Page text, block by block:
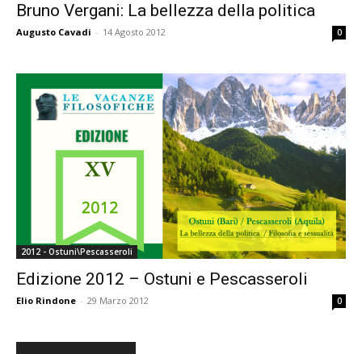
Bruno Vergani: La bellezza della politica
Augusto Cavadi - 14 Agosto 2012 0
2012 - Ostuni\Pescasseroli
Edizione 2012 – Ostuni e Pescasseroli
Elio Rindone - 29 Marzo 2012 0